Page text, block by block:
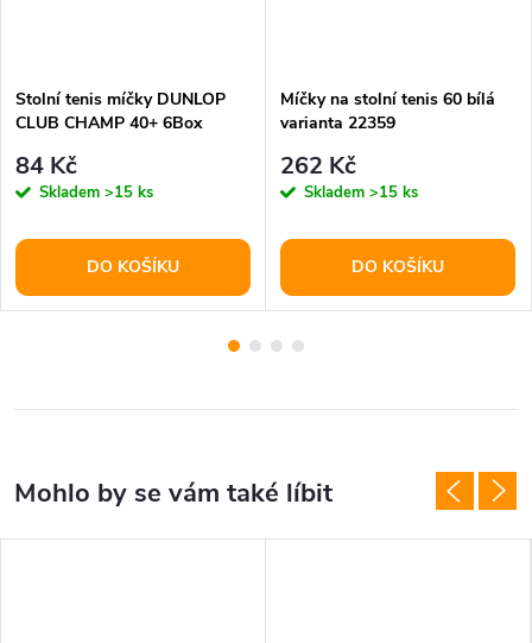
Stolní tenis míčky DUNLOP
CLUB CHAMP 40+ 6Box
84 Kč
Skladem >15 ks
DO KOŠÍKU
Míčky na stolní tenis 60 bílá
varianta 22359
262 Kč
Skladem >15 ks
DO KOŠÍKU